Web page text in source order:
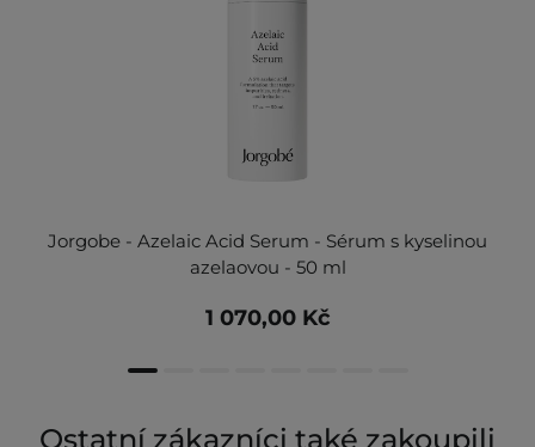
Jorgobe - Azelaic Acid Serum - Sérum s kyselinou
azelaovou - 50 ml
1 070,00 Kč
Ostatní zákazníci také zakoupili